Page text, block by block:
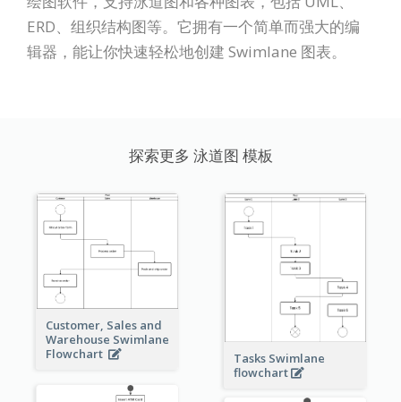
ERD、组织结构图等。它拥有一个简单而强大的编
辑器，能让你快速轻松地创建 Swimlane 图表。
探索更多 泳道图 模板
Customer, Sales and
Warehouse Swimlane
Flowchart
Tasks Swimlane
flowchart